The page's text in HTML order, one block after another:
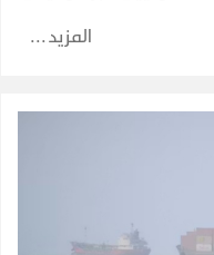
مع الجماعة
النفطي
المزيد